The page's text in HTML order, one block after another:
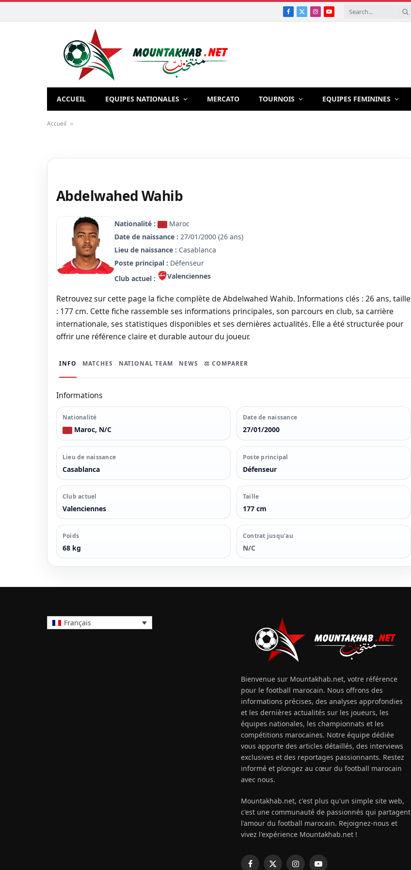
Facebook
X
Instagram
YouTube
ACCUEIL EQUIPES NATIONALES MERCATO TOURNOIS EQUIPES FEMININES
Accueil »
Abdelwahed Wahib
Nationalité :
Maroc
Date de naissance : 27/01/2000 (26 ans)
Lieu de naissance : Casablanca
Poste principal : Défenseur
Club actuel :
Valenciennes
Retrouvez sur cette page la fiche complète de Abdelwahed Wahib. Informations clés : 26 ans, taille
: 177 cm. Cette fiche rassemble ses informations principales, son parcours en club, sa carrière
internationale, ses statistiques disponibles et ses dernières actualités. Elle a été structurée pour
offrir une référence claire et durable autour du joueur.
INFO MATCHES NATIONAL TEAM NEWS ⚖️ COMPARER
Informations
Nationalité
Maroc, N/C
Date de naissance
27/01/2000
Lieu de naissance
Casablanca
Poste principal
Défenseur
Club actuel
Valenciennes
Taille
177 cm
Poids
68 kg
Contrat jusqu’au
N/C
Français
Bienvenue sur Mountakhab.net, votre référence
pour le football marocain. Nous offrons des
informations précises, des analyses approfondies
et les dernières actualités sur les joueurs, les
équipes nationales, les championnats et les
compétitions marocaines. Notre équipe dédiée
vous apporte des articles détaillés, des interviews
exclusives et des reportages passionnants. Restez
informé et plongez au cœur du football marocain
avec nous.
Mountakhab.net, c'est plus qu'un simple site web,
c'est une communauté de passionnés qui partagent
l'amour du football marocain. Rejoignez-nous et
vivez l'expérience Mountakhab.net !